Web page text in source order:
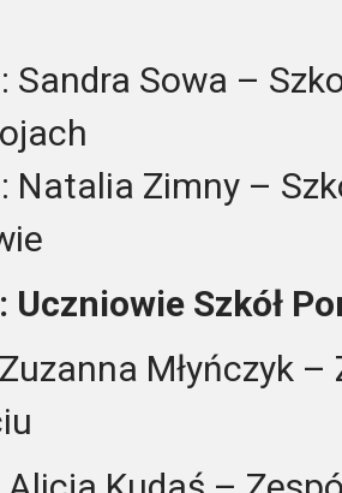
Sandra Sowa –
Natalia Zimny –
Uczniowie Szkół
Młyńczyk –